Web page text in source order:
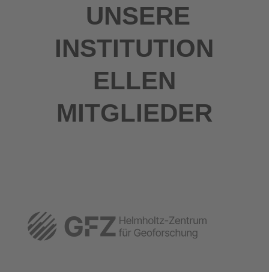
UNSERE
INSTITUTION
ELLEN
MITGLIEDER